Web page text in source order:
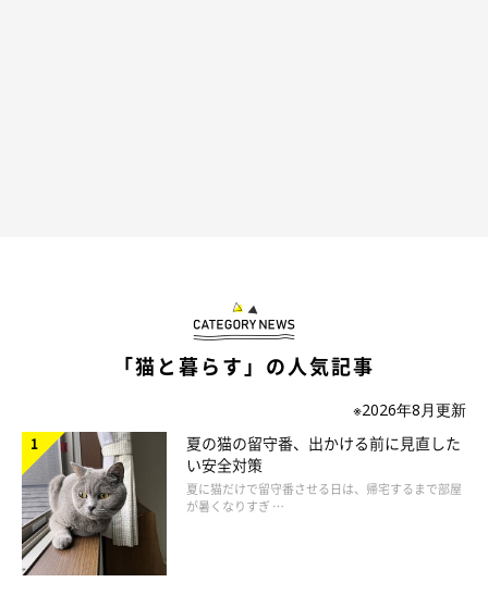
「猫と暮らす」の人気記事
※2026年8月更新
夏の猫の留守番、出かける前に見直した
い安全対策
夏に猫だけで留守番させる日は、帰宅するまで部屋
が暑くなりすぎ …